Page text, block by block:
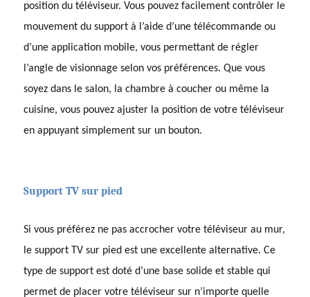
position du téléviseur. Vous pouvez facilement contrôler le
mouvement du support à l’aide d’une télécommande ou
d’une application mobile, vous permettant de régler
l’angle de visionnage selon vos préférences. Que vous
soyez dans le salon, la chambre à coucher ou même la
cuisine, vous pouvez ajuster la position de votre téléviseur
en appuyant simplement sur un bouton.
Support TV sur pied
Si vous préférez ne pas accrocher votre téléviseur au mur,
le support TV sur pied est une excellente alternative. Ce
type de support est doté d’une base solide et stable qui
permet de placer votre téléviseur sur n’importe quelle